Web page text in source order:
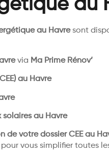
au
au Havresont
via Ma Prime Rénov’
au Havre
solaires au Havre
de votre dossier CEE au
vous simplifier toutes